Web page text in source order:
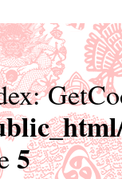
5